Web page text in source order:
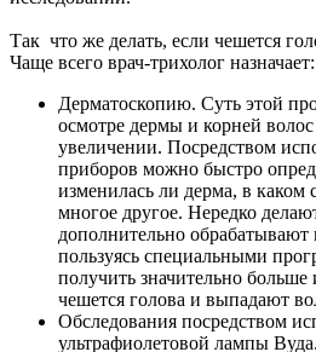
Так что же делать, если чешется
Чаще всего врач-трихолог назначает:
Дерматоскопию. Суть этой
осмотре дермы и корней
увеличении. Посредством
приборов можно быстро
изменилась ли дерма, в каком
многое другое. Нередко
дополнительно
пользуясь специальными
получить значительно
чешется голова и выпадают
Обследования посредством
ультрафиолетовой лампы